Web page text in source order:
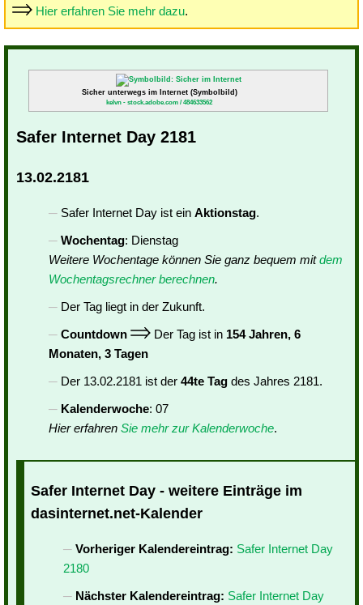
Hier erfahren Sie mehr dazu.
Sicher unterwegs im Internet (Symbolbild)
kelvn - stock.adobe.com / 484633562
Safer Internet Day 2181
13.02.2181
Safer Internet Day ist ein Aktionstag.
Wochentag: Dienstag
Weitere Wochentage können Sie ganz bequem mitdem
Wochentagsrechner berechnen.
Der Tag liegt in der Zukunft.
Countdown
Der Tag ist in 154 Jahren, 6
Monaten, 3 Tagen
Der 13.02.2181 ist der 44te Tag des Jahres 2181.
Kalenderwoche: 07
Hier erfahren Sie mehr zur Kalenderwoche.
Safer Internet Day - weitere Einträge im
dasinternet.net-Kalender
Vorheriger Kalendereintrag: Safer Internet Day
2180
Nächster Kalendereintrag: Safer Internet Day